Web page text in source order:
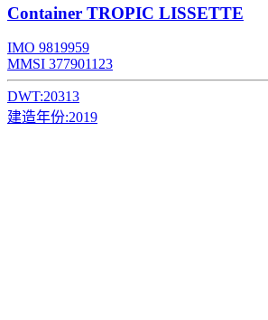
Container TROPIC LISSETTE
IMO 9819959
MMSI 377901123
DWT:20313
建造年份:2019